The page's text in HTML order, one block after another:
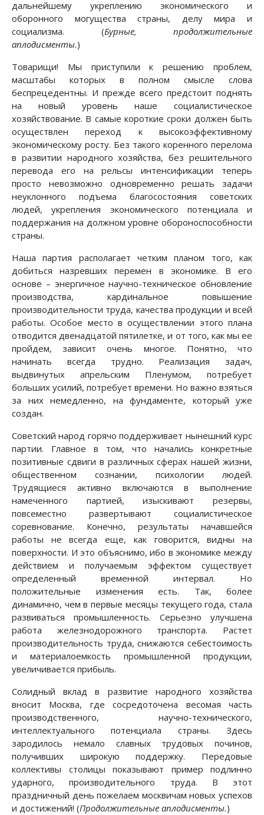
дальнейшему укреплению экономического и
оборонного могущества страны, делу мира и
социализма. (Бурные, продолжительные
аплодисменты.)
Товарищи! Мы приступили к решению проблем,
масштабы которых в полном смысле слова
беспрецедентны. И прежде всего предстоит поднять
на новый уровень наше социалистическое
хозяйствование. В самые короткие сроки должен быть
осуществлен переход к высокоэффективному
экономическому росту. Без такого коренного перелома
в развитии народного хозяйства, без решительного
перевода его на рельсы интенсификации теперь
просто невозможно одновременно решать задачи
неуклонного подъема благосостояния советских
людей, укрепления экономического потенциала и
поддержания на должном уровне обороноспособности
страны.
Наша партия располагает четким планом того, как
добиться назревших перемен в экономике. В его
основе – энергичное научно-техническое обновление
производства, кардинальное повышение
производительности труда, качества продукции и всей
работы. Особое место в осуществлении этого плана
отводится двенадцатой пятилетке, и от того, как мы ее
пройдем, зависит очень многое. Понятно, что
начинать всегда трудно. Реализация задач,
выдвинутых апрельским Пленумом, потребует
больших усилий, потребует времени. Но важно взяться
за них немедленно, на фундаменте, который уже
создан.
Советский народ горячо поддерживает нынешний курс
партии. Главное в том, что начались конкретные
позитивные сдвиги в различных сферах нашей жизни,
общественном сознании, психологии людей.
Трудящиеся активно включаются в выполнение
намеченного партией, изыскивают резервы,
повсеместно развертывают социалистическое
соревнование. Конечно, результаты начавшейся
работы не всегда еще, как говорится, видны на
поверхности. И это объяснимо, ибо в экономике между
действием и получаемым эффектом существует
определенный временной интервал. Но
положительные изменения есть. Так, более
динамично, чем в первые месяцы текущего года, стала
развиваться промышленность. Серьезно улучшена
работа железнодорожного транспорта. Растет
производительность труда, снижаются себестоимость
и материалоемкость промышленной продукции,
увеличивается прибыль.
Солидный вклад в развитие народного хозяйства
вносит Москва, где сосредоточена весомая часть
производственного, научно-технического,
интеллектуального потенциала страны. Здесь
зародилось немало славных трудовых починов,
получивших широкую поддержку. Передовые
коллективы столицы показывают пример подлинно
ударного, производительного труда. В этот
праздничный день пожелаем москвичам новых успехов
и достижений! (Продолжительные аплодисменты.)